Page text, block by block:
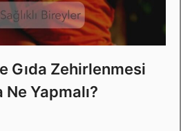
Gıda Zehirlenmesi
Ne Yapmalı?